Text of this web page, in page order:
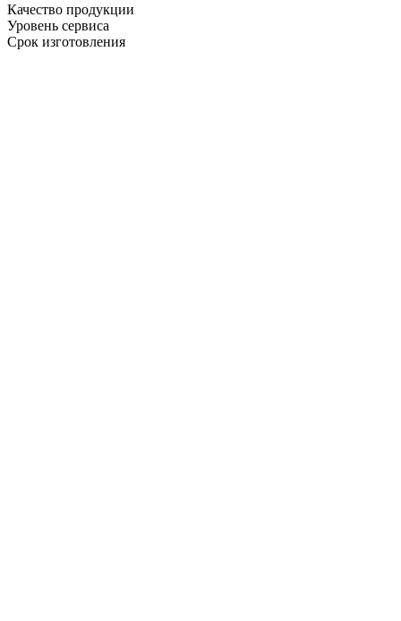
Качество продукции
Уровень сервиса
Срок изготовления